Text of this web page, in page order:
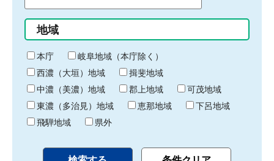
始
り
間
終
わ
り
地域
本庁
岐阜地域（本庁除く）
西濃（大垣）地域
揖斐地域
中濃（美濃）地域
郡上地域
可茂地域
東濃（多治見）地域
恵那地域
下呂地域
飛騨地域
県外